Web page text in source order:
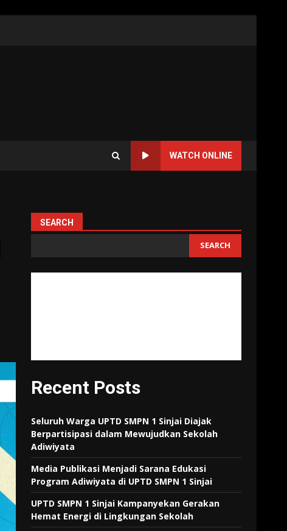
WATCH ONLINE
SEARCH
SEARCH
Recent Posts
Seluruh Warga UPTD SMPN 1 Sinjai Diajak
Berpartisipasi dalam Mewujudkan Sekolah
Adiwiyata
Media Publikasi Menjadi Sarana Edukasi
Program Adiwiyata di UPTD SMPN 1 Sinjai
UPTD SMPN 1 Sinjai Kampanyekan Gerakan
Hemat Energi di Lingkungan Sekolah